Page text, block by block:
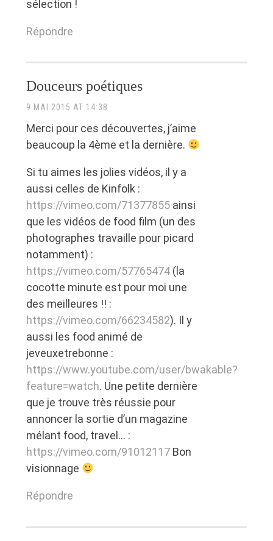
sélection !
Répondre
Douceurs poétiques
9 MAI 2015 AT 14:38
Merci pour ces découvertes, j’aime
beaucoup la 4ème et la dernière.
Si tu aimes les jolies vidéos, il y a
aussi celles de Kinfolk :
https://vimeo.com/71377855ainsi
que les vidéos de food film (un des
photographes travaille pour picard
notamment) :
https://vimeo.com/57765474(la
cocotte minute est pour moi une
des meilleures !! :
https://vimeo.com/66234582). Il y
aussi les food animé de
jeveuxetrebonne :
https://www.youtube.com/user/bwakable?
feature=watch. Une petite dernière
que je trouve très réussie pour
annoncer la sortie d’un magazine
mélant food, travel… :
https://vimeo.com/91012117Bon
visionnage
Répondre